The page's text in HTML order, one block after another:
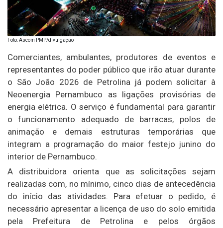
Foto: Ascom PMP/divulgação
Comerciantes, ambulantes, produtores de eventos e
representantes do poder público que irão atuar durante
o São João 2026 de Petrolina já podem solicitar à
Neoenergia Pernambuco as ligações provisórias de
energia elétrica. O serviço é fundamental para garantir
o funcionamento adequado de barracas, polos de
animação e demais estruturas temporárias que
integram a programação do maior festejo junino do
interior de Pernambuco.
A distribuidora orienta que as solicitações sejam
realizadas com, no mínimo, cinco dias de antecedência
do início das atividades. Para efetuar o pedido, é
necessário apresentar a licença de uso do solo emitida
pela Prefeitura de Petrolina e pelos órgãos